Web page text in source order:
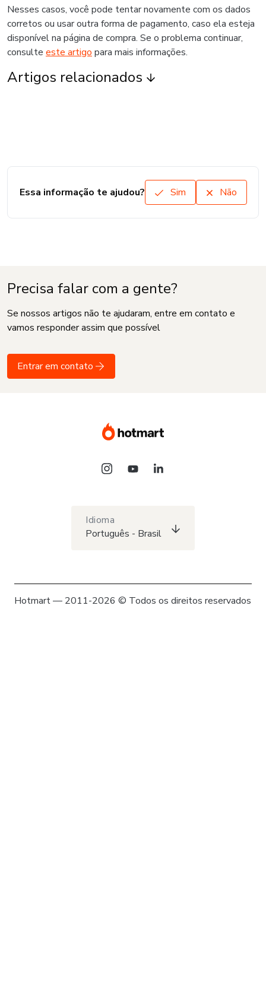
Nesses casos, você pode tentar novamente com os dados
corretos ou usar outra forma de pagamento, caso ela esteja
disponível na página de compra. Se o problema continuar,
consulte este artigo para mais informações.
Artigos relacionados
Essa informação te ajudou? Sim Não
Precisa falar com a gente?
Se nossos artigos não te ajudaram, entre em contato e
vamos responder assim que possível
Entrar em contato
Idioma
Português - Brasil
Hotmart — 2011-2026 © Todos os direitos reservados